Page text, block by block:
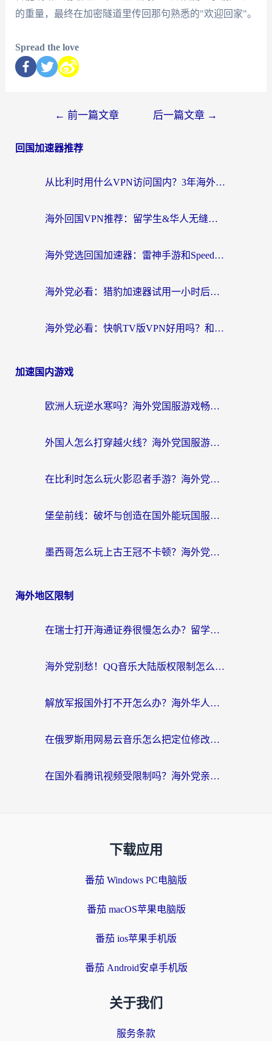
的重量，最终在加密隧道里传回那句熟悉的"欢迎回家"。
Spread the love
← 前一篇文章 后一篇文章 →
回国加速器推荐
从比利时用什么VPN访问国内？3年海外党亲测有效的无缝回国上网指南
海外回国VPN推荐：留学生&华人无缝访问国内资源的实用指南
海外党选回国加速器：雷神手游和SpeedCN哪个好？附避坑指南
海外党必看：猎豹加速器试用一小时后，我终于找到无缝访问国内资源的正确姿势
海外党必看：快帆TV版VPN好用吗？和畅游VPN对比哪个回国效果更好？附实用选择指南
加速国内游戏
欧洲人玩逆水寒吗？海外党国服游戏畅玩终极指南（附低延迟秘籍）
外国人怎么打穿越火线？海外党国服游戏加速器终极攻略（附3大热门游戏解决方案）
在比利时怎么玩火影忍者手游？海外党亲测有效的国服游戏加速指南
堡垒前线：破坏与创造在国外能玩国服吗？海外玩家国服畅玩终极指南
墨西哥怎么玩上古王冠不卡顿？海外党国服游戏加速器选择全攻略
海外地区限制
在瑞士打开海通证券很慢怎么办？留学生&海外华人的回国加速全攻略
海外党别愁！QQ音乐大陆版权限制怎么破？附咪咕视频、B站地区限制解除全攻略
解放军报国外打不开怎么办？海外华人必备回国加速指南，看奥运拳击、听酷狗音乐全搞定
在俄罗斯用网易云音乐怎么把定位修改到中国国内？海外党听歌自由的钥匙找到了
在国外看腾讯视频受限制吗？海外党亲测有效的回国加速器选择指南
下载应用
番茄 Windows PC电脑版
番茄 macOS苹果电脑版
番茄 ios苹果手机版
番茄 Android安卓手机版
关于我们
服务条款